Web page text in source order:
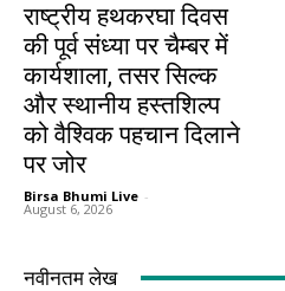
राष्ट्रीय हथकरघा दिवस
की पूर्व संध्या पर चैम्बर में
कार्यशाला, तसर सिल्क
और स्थानीय हस्तशिल्प
को वैश्विक पहचान दिलाने
पर जोर
Birsa Bhumi Live -
August 6, 2026
नवीनतम लेख